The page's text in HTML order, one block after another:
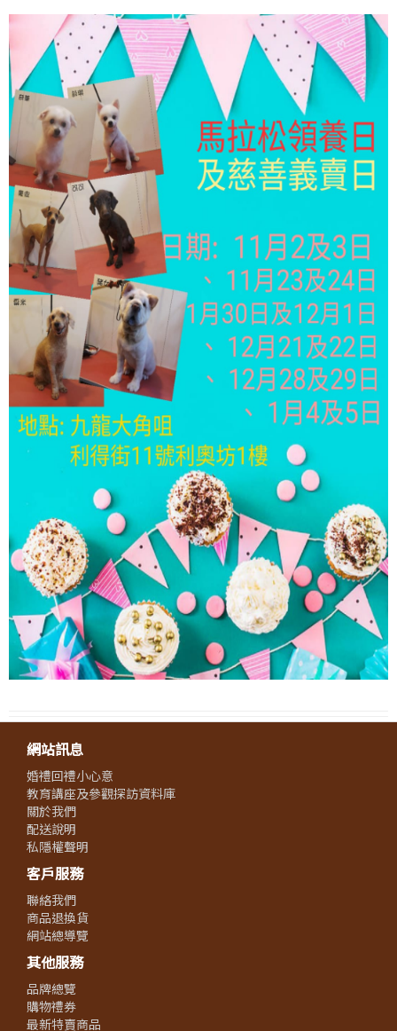
網站訊息
婚禮回禮小心意
教育講座及參觀探訪資料庫
關於我們
配送說明
私隱權聲明
客戶服務
聯絡我們
商品退換貨
網站總導覽
其他服務
品牌總覽
購物禮券
最新特賣商品